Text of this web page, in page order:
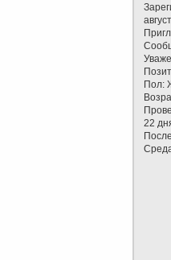
Пол:
22